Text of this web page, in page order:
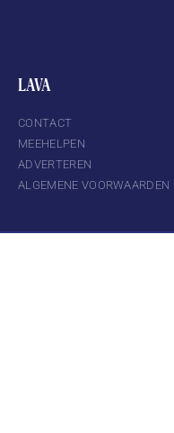
LAVA
CONTACT
MEEHELPEN
ADVERTEREN
ALGEMENE VOORWAARDEN